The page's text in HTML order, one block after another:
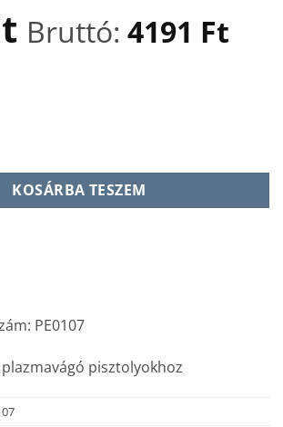
Bruttó: 4191 Ft
mennyiség
KOSÁRBA TESZEM
PE0107
pisztolyokhoz